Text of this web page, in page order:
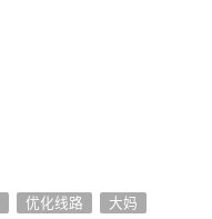
优化线路
大妈